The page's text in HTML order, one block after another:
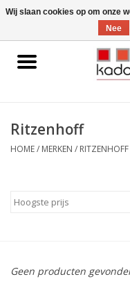
Home
Gadgets
Ritzenhoff
HOME/ MERKEN / RITZENHOFF
Geen producten
Wij slaan cookies op om onze
Nee